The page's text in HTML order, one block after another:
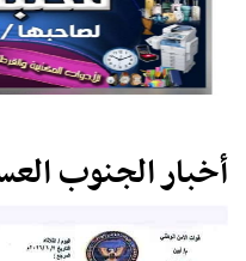
أخبار الجنوب